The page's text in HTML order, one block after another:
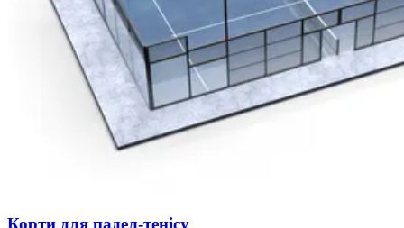
Корти для падел-тенісу